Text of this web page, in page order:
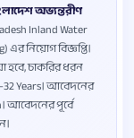
অভ্যন্তরীণ
Inland Water
নিয়োগ বিজ্ঞপ্তি।
হবে, চাকরির ধরন
32 Years। আবেদনের
আবেদনের পূর্বে